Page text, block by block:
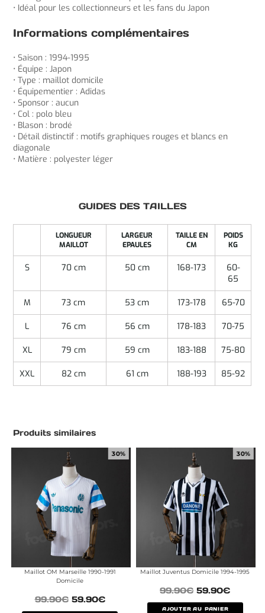
• Idéal pour les collectionneurs et les fans du Japon
Informations complémentaires
• Saison : 1994-1995
• Équipe : Japon
• Type : maillot domicile
• Équipementier : Adidas
• Sponsor : aucun
• Col : polo bleu
• Blason : brodé
• Détail distinctif : motifs graphiques rouges et blancs en
diagonale
• Matière : polyester léger
GUIDES DES TAILLES
LONGUEUR
MAILLOT
LARGEUR
EPAULES
TAILLE EN
CM
POIDS
KG
S 70 cm 50 cm 168-173
60-
65
M 73 cm 53 cm 173-178 65-70
L 76 cm 56 cm 178-183 70-75
XL 79 cm 59 cm 183-188 75-80
XXL 82 cm 61 cm 188-193 85-92
Produits similaires
30%
Maillot OM Marseille 1990-1991
Domicile
99.90€ 59.90€
30%
Maillot Juventus Domicile 1994-1995
99.90€ 59.90€
AJOUTER AU PANIER